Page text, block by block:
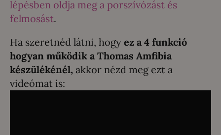
lépésben oldja meg a porszívózást és
felmosást.
Ha szeretnéd látni, hogy ez a 4 funkció
hogyan működik a Thomas Amfibia
készülékénél, akkor nézd meg ezt a
videómat is: